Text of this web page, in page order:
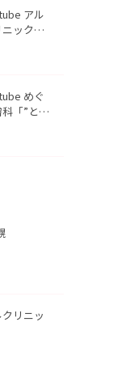
した。
アル
ック札
・リバ
めぐ
「”とお
で答え
リニッ